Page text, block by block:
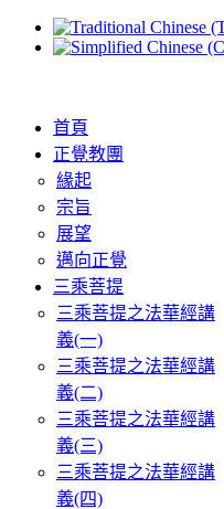
首頁
正覺教團
緣起
宗旨
展望
邁向正覺
三乘菩提
三乘菩提之法華經講
義(一)
三乘菩提之法華經講
義(二)
三乘菩提之法華經講
義(三)
三乘菩提之法華經講
義(四)